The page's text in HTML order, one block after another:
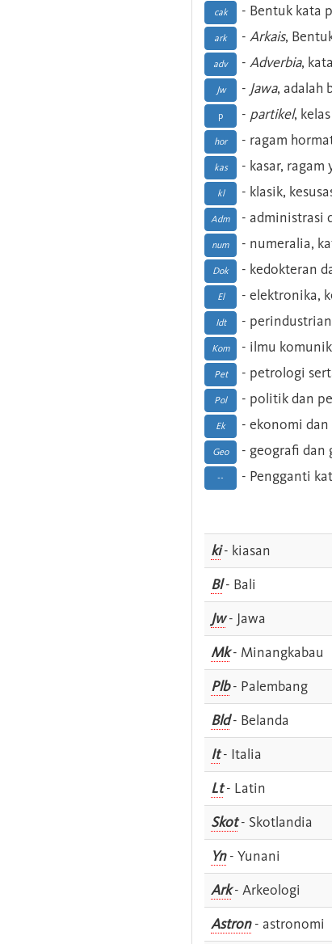
cak - Bentuk kata
ark - Arkais,
adv - Adverbia,
Jw - Jawa, adalah
p - partikel,
hor - ragam
kas - kasar, ragam
kl - klasik,
Adm - administrasi
num - numeralia,
Dok - kedokteran
El - elektronika,
Idt -
Kom - ilmu
Pet - petrologi
Pol - politik dan
Ek - ekonomi
Geo - geografi dan
-- - Pengganti
ki- kiasan
Bl- Bali
Jw- Jawa
Mk- Minangkabau
Plb- Palembang
Bld- Belanda
It- Italia
Lt- Latin
Skot- Skotlandia
Yn- Yunani
Ark- Arkeologi
Astron- astronomi